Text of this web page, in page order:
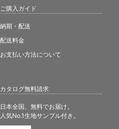
カタログ無料請求
日本全国、無料でお届け。
人気No.1生地サンプル付き。
ご購入ガイド
納期・配送
配送料金
お支払い方法について